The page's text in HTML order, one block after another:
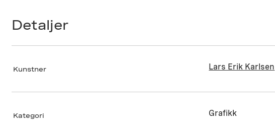
Detaljer
Kunstner Lars Erik Karlsen
Kategori Grafikk